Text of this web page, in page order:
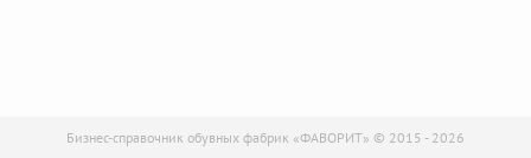
Бизнес-справочник обувных фабрик «ФАВОРИТ» © 2015 - 2026